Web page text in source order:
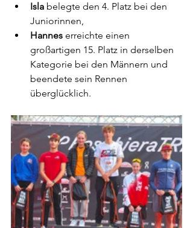
Isla belegte den 4. Platz bei den
Juniorinnen,
Hannes erreichte einen
großartigen 15. Platz in derselben
Kategorie bei den Männern und
beendete sein Rennen
überglücklich.